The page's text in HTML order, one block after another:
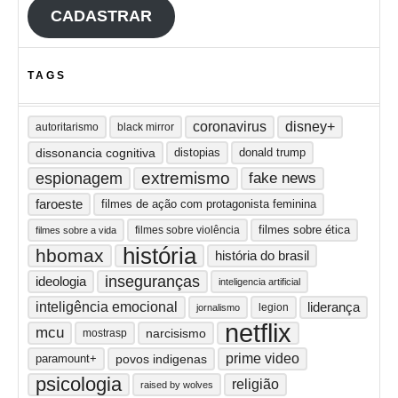
CADASTRAR
TAGS
autoritarismo black mirror coronavirus disney+
dissonancia cognitiva distopias donald trump
espionagem extremismo fake news
faroeste filmes de ação com protagonista feminina
filmes sobre a vida filmes sobre violência filmes sobre ética
hbomax história história do brasil
ideologia inseguranças inteligencia artificial
inteligência emocional jornalismo legion liderança
mcu mostrasp narcisismo netflix
paramount+ povos indigenas prime video
psicologia raised by wolves religião